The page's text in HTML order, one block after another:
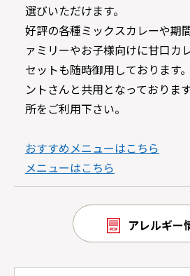
選びいただけます。
好評の各種ミックスカレーや期
ァミリーやお子様向けに甘口カ
セットも随時御用しております
ントさんと共用となっておりま
所をご利用下さい。
おすすめメニューはこちら
メニューはこちら
アレルギー